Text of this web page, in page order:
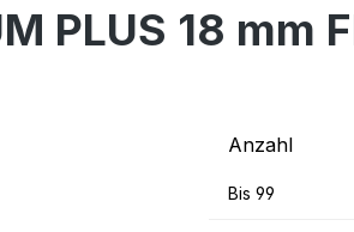
PLUS 18 mm
Anzahl
Bis 99